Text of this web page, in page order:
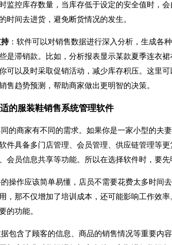
监控库存数量，当库存低于设定的安全值时，
时间去进货，避免断货情况的发生。
：软件可以对销售数据进行深入分析，生成各
是滞销款。比如，分析报表显示某款夏季连衣
可以及时采取促销活动，减少库存积压。这里
售趋势预测，帮助商家做出更明智的决策。
的服装鞋销售系统管理软件
的商家有不同的需求。如果你是一家小型的夫
件具备多门店管理、会员管理、供应链管理等
会员信息共享等功能。所以在选择软件时，要
的操作应该简单易懂，店员不需要花费太多时间
，那不仅增加了培训成本，还可能影响工作效
的功能。
据包含了顾客的信息、商品的销售情况等重要